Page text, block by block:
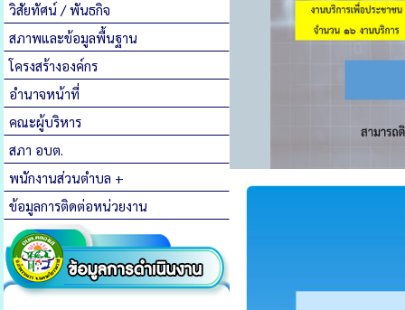
วิสัยทัศน์ / พันธกิจ
สภาพและข้อมูลพื้นฐาน
โครงสร้างองค์กร
อำนาจหน้าที่
คณะผู้บริหาร
สภา อบต.
พนักงานส่วนตำบล +
ข้อมูลการติดต่อหน่วยงาน